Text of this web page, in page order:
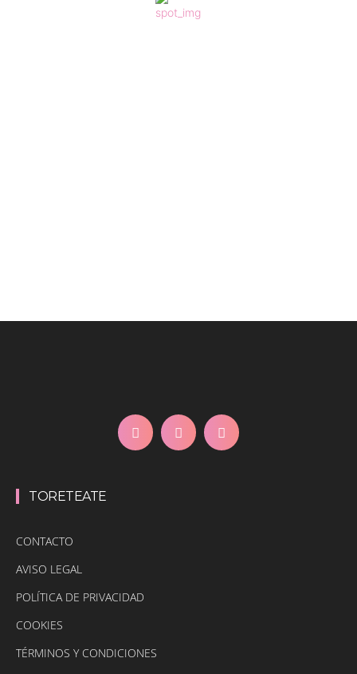
TORETEATE
CONTACTO
AVISO LEGAL
POLÍTICA DE PRIVACIDAD
COOKIES
TÉRMINOS Y CONDICIONES